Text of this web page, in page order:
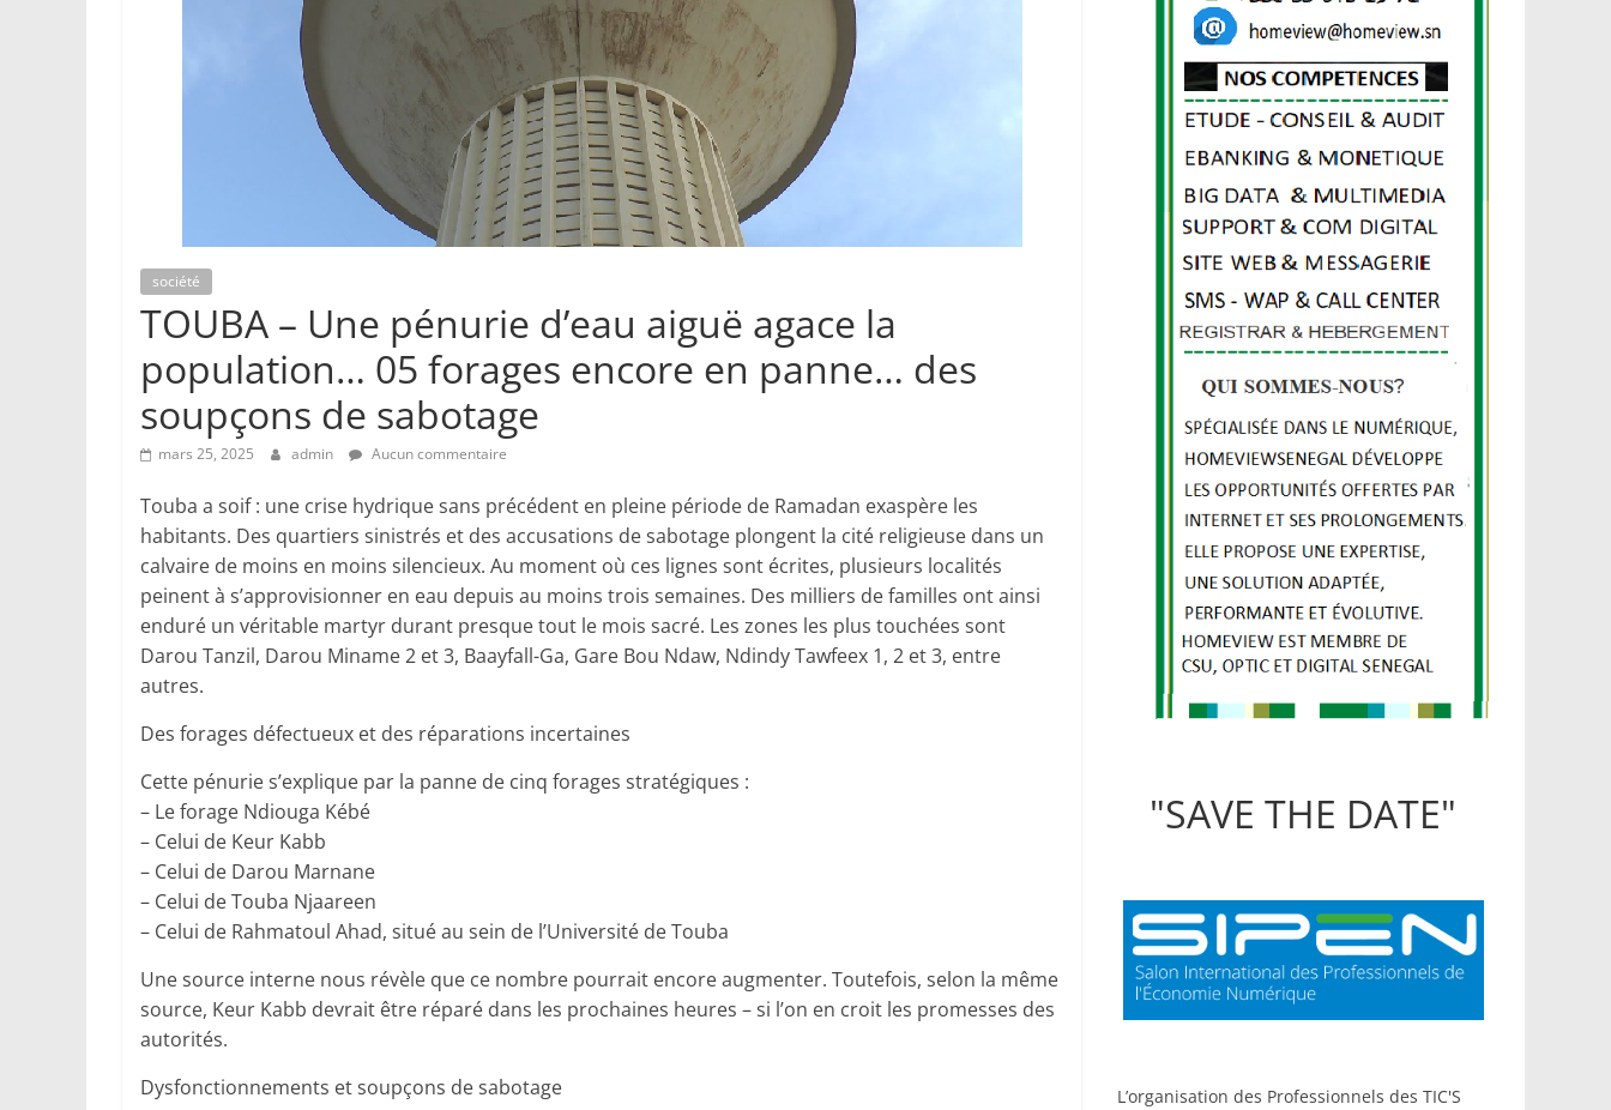
société
TOUBA – Une pénurie d’eau aiguë agace la
population… 05 forages encore en panne… des
soupçons de sabotage
mars 25, 2025 admin Aucun commentaire
Touba a soif : une crise hydrique sans précédent en pleine période de Ramadan exaspère les
habitants. Des quartiers sinistrés et des accusations de sabotage plongent la cité religieuse dans un
calvaire de moins en moins silencieux. Au moment où ces lignes sont écrites, plusieurs localités
peinent à s’approvisionner en eau depuis au moins trois semaines. Des milliers de familles ont ainsi
enduré un véritable martyr durant presque tout le mois sacré. Les zones les plus touchées sont
Darou Tanzil, Darou Miname 2 et 3, Baayfall-Ga, Gare Bou Ndaw, Ndindy Tawfeex 1, 2 et 3, entre
autres.
Des forages défectueux et des réparations incertaines
Cette pénurie s’explique par la panne de cinq forages stratégiques :
– Le forage Ndiouga Kébé
– Celui de Keur Kabb
– Celui de Darou Marnane
– Celui de Touba Njaareen
– Celui de Rahmatoul Ahad, situé au sein de l’Université de Touba
Une source interne nous révèle que ce nombre pourrait encore augmenter. Toutefois, selon la même
source, Keur Kabb devrait être réparé dans les prochaines heures – si l’on en croit les promesses des
autorités.
Dysfonctionnements et soupçons de sabotage
"SAVE THE DATE"
L’organisation des Professionnels des TIC'S